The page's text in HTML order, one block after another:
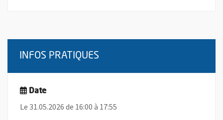
INFOS PRATIQUES
Date
Le 31.05.2026 de 16:00 à 17:55